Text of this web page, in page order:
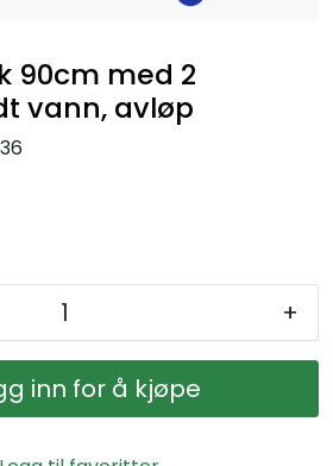
90cm med 2
vann, avløp
+
inn for å kjøpe